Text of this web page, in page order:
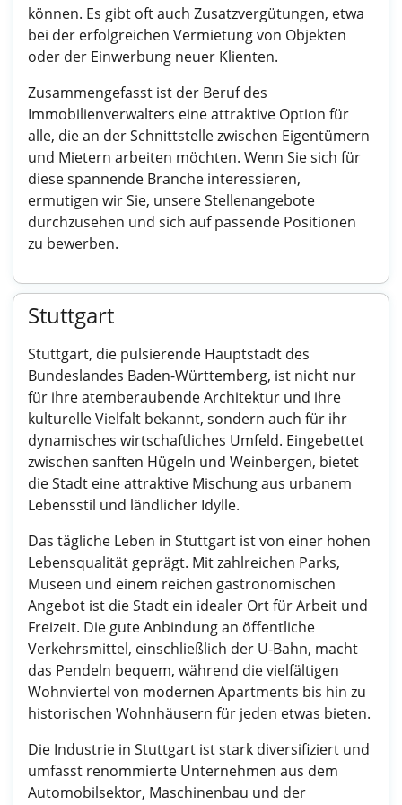
können. Es gibt oft auch Zusatzvergütungen, etwa
bei der erfolgreichen Vermietung von Objekten
oder der Einwerbung neuer Klienten.
Zusammengefasst ist der Beruf des
Immobilienverwalters eine attraktive Option für
alle, die an der Schnittstelle zwischen Eigentümern
und Mietern arbeiten möchten. Wenn Sie sich für
diese spannende Branche interessieren,
ermutigen wir Sie, unsere Stellenangebote
durchzusehen und sich auf passende Positionen
zu bewerben.
Stuttgart
Stuttgart, die pulsierende Hauptstadt des
Bundeslandes Baden-Württemberg, ist nicht nur
für ihre atemberaubende Architektur und ihre
kulturelle Vielfalt bekannt, sondern auch für ihr
dynamisches wirtschaftliches Umfeld. Eingebettet
zwischen sanften Hügeln und Weinbergen, bietet
die Stadt eine attraktive Mischung aus urbanem
Lebensstil und ländlicher Idylle.
Das tägliche Leben in Stuttgart ist von einer hohen
Lebensqualität geprägt. Mit zahlreichen Parks,
Museen und einem reichen gastronomischen
Angebot ist die Stadt ein idealer Ort für Arbeit und
Freizeit. Die gute Anbindung an öffentliche
Verkehrsmittel, einschließlich der U-Bahn, macht
das Pendeln bequem, während die vielfältigen
Wohnviertel von modernen Apartments bis hin zu
historischen Wohnhäusern für jeden etwas bieten.
Die Industrie in Stuttgart ist stark diversifiziert und
umfasst renommierte Unternehmen aus dem
Automobilsektor, Maschinenbau und der